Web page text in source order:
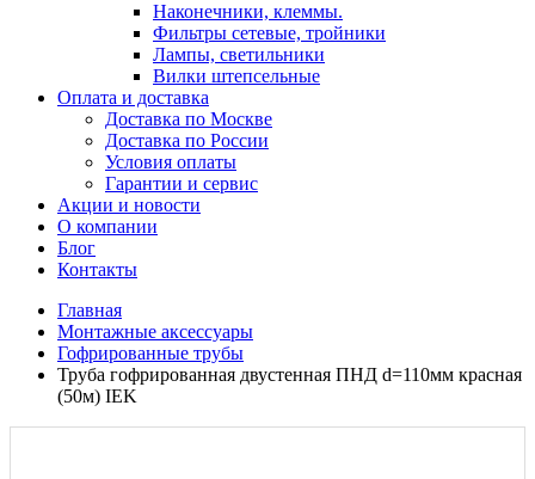
Наконечники, клеммы.
Фильтры сетевые, тройники
Лампы, светильники
Вилки штепсельные
Оплата и доставка
Доставка по Москве
Доставка по России
Условия оплаты
Гарантии и сервис
Акции и новости
О компании
Блог
Контакты
Главная
Монтажные аксессуары
Гофрированные трубы
Труба гофрированная двустенная ПНД d=110мм красная
(50м) IEK